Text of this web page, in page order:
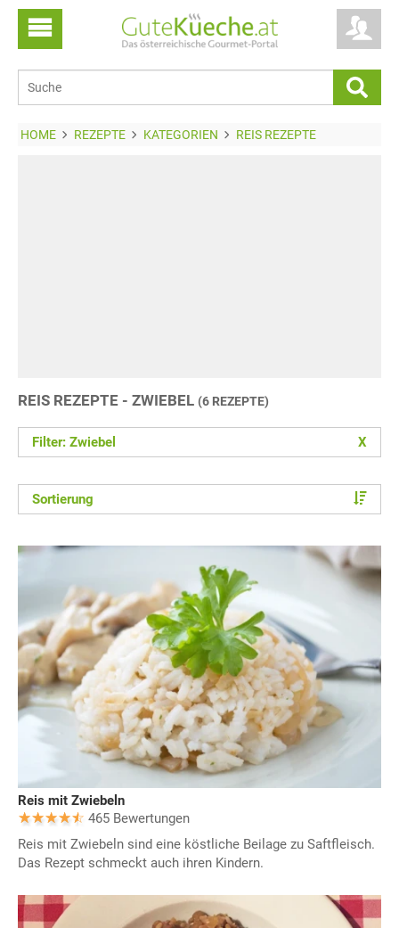
HOME REZEPTE KATEGORIEN REIS REZEPTE
REIS REZEPTE - ZWIEBEL (6 REZEPTE)
Filter: Zwiebel X
Sortierung
Reis mit Zwiebeln
465 Bewertungen
Reis mit Zwiebeln sind eine köstliche Beilage zu Saftfleisch.
Das Rezept schmeckt auch ihren Kindern.